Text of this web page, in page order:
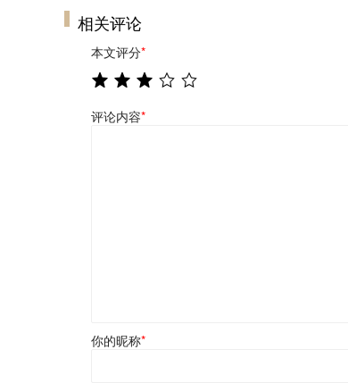
相关评论
本文评分*
评论内容*
你的昵称*